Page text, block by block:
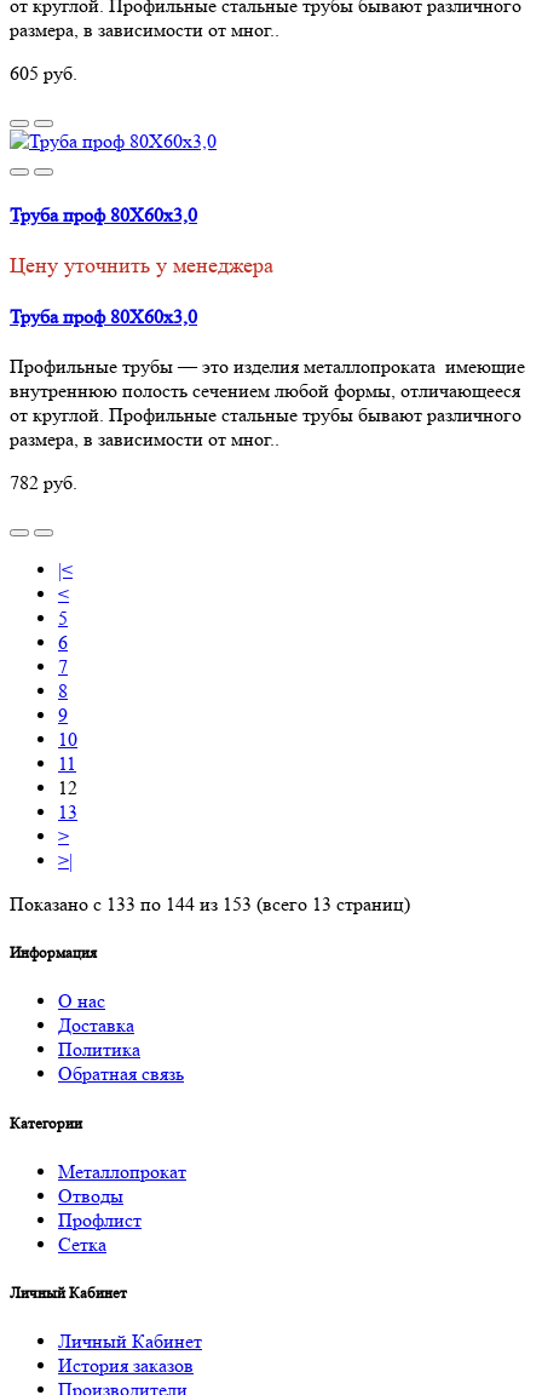
от круглой. Профильные стальные трубы бывают различного
размера, в зависимости от мног..
605 руб.
Труба проф 80Х60х3,0
Цену уточнить у менеджера
Труба проф 80Х60х3,0
Профильные трубы — это изделия металлопроката имеющие
внутреннюю полость сечением любой формы, отличающееся
от круглой. Профильные стальные трубы бывают различного
размера, в зависимости от мног..
782 руб.
|<
<
5
6
7
8
9
10
11
12
13
>
>|
Показано с 133 по 144 из 153 (всего 13 страниц)
Информация
О нас
Доставка
Политика
Обратная связь
Категории
Металлопрокат
Отводы
Профлист
Сетка
Личный Кабинет
Личный Кабинет
История заказов
Производители